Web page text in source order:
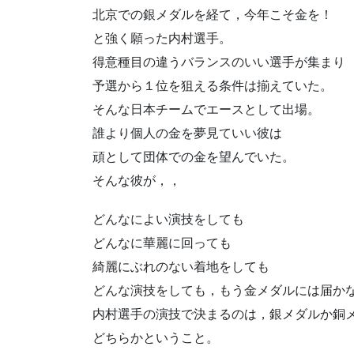
北京での銀メダルを経て，今年こそ金を！
と強く願った内村選手。
得意種目の違うバランスのいい選手が集まり
予選から１位を狙える条件は揃えていた。
そんな日本チームでエースとして出場。
誰より個人の金を夢見ていい彼は
頑として団体での金を望んでいた。
そんな彼が，，
どんなによい演技をしても
どんなに華麗に回っても
綺麗にぶれのない着地をしても
どんな演技をしても，もう金メダルには届か
内村選手の演技で決まるのは，銀メダルか銅
どちらかということ。